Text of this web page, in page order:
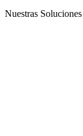
Nuestras Soluciones